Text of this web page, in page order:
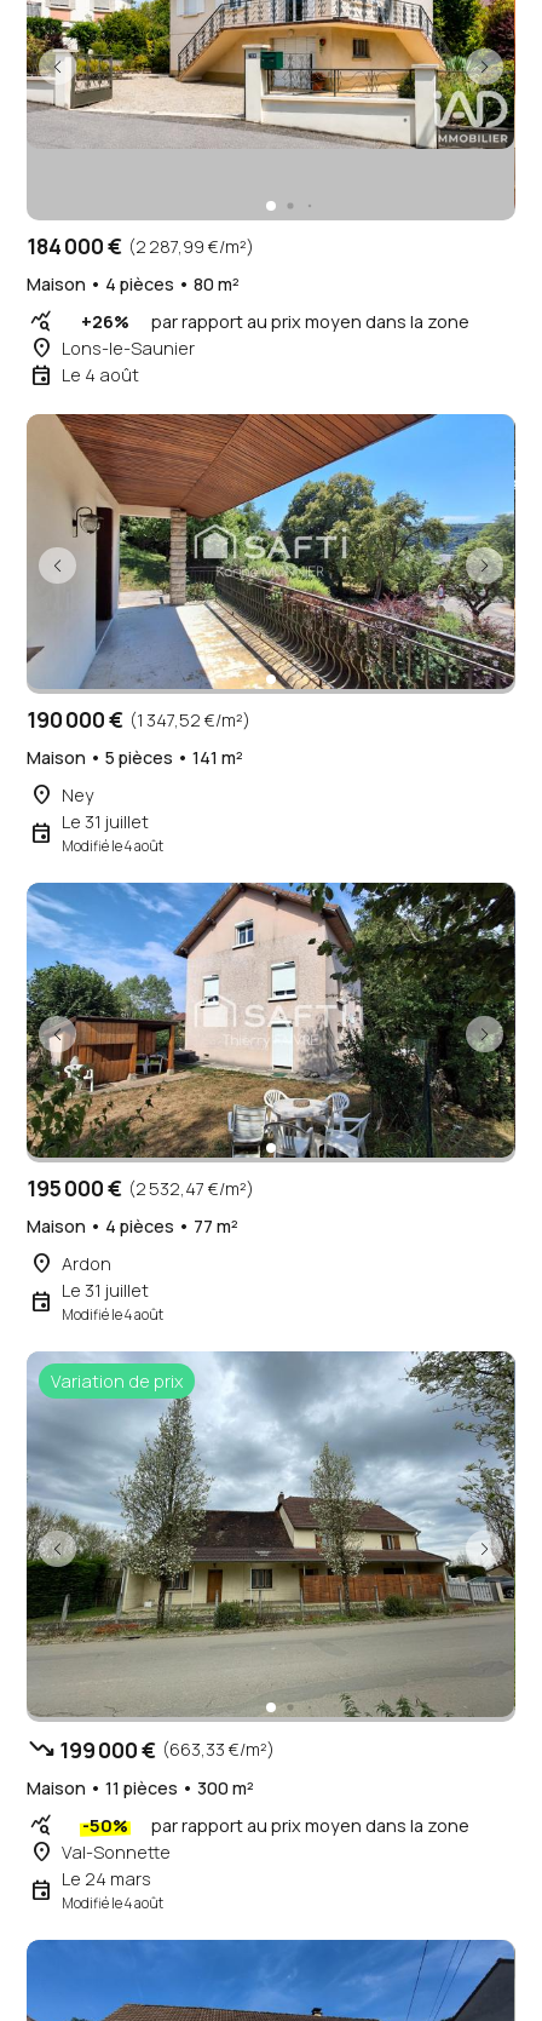
184 000 € (2 287,99 €/m²)
Maison • 4 pièces • 80 m²
query_stats +26% par rapport au prix moyen dans la zone
place Lons-le-Saunier
event Le 4 août
190 000 € (1 347,52 €/m²)
Maison • 5 pièces • 141 m²
place Ney
event Le 31 juillet
Modifié le 4 août
195 000 € (2 532,47 €/m²)
Maison • 4 pièces • 77 m²
place Ardon
event Le 31 juillet
Modifié le 4 août
Variation de prix
trending_down 199 000 € (663,33 €/m²)
Maison • 11 pièces • 300 m²
query_stats -50% par rapport au prix moyen dans la zone
place Val-Sonnette
event Le 24 mars
Modifié le 4 août